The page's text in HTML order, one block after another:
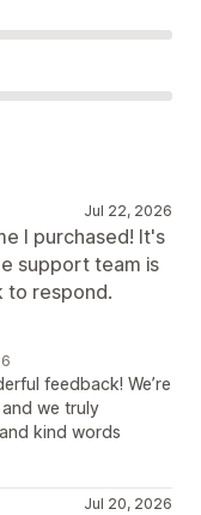
Jul 22, 2026
I purchased! It's
support team is
to respond.
feedback! We’re
we truly
kind words
Jul 20, 2026